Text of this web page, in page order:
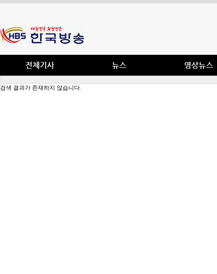
전체기사 뉴스 영상뉴스
검색 결과가 존재하지 않습니다.